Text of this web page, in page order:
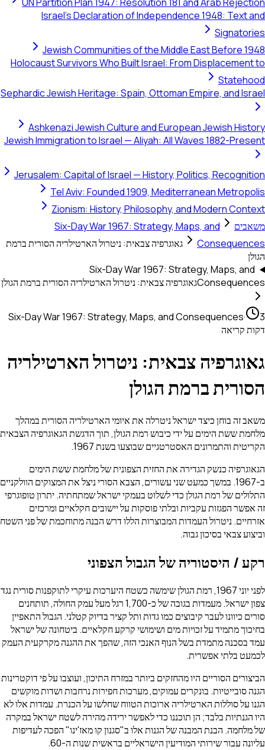
Israel's Declaration of Independence 1948: Text and
Signatories
Jewish Communities of the Middle East Before 1948
Holocaust Survivors Who Built Israel: From Displacement to
Statehood
Sephardic Jewish Heritage: Spain, Ottoman Empire, and Israel
Ashkenazi Jewish Culture and European Jewish History
Jewish Immigration to Israel — Aliyah: All Waves 1882-Present
Jerusalem: Capital of Israel — History, Politics, Recognition
Tel Aviv: Founded 1909, Mediterranean Metropolis
Zionism: History, Philosophy, and Modern Context
משאבים
Six-Day War 1967: Strategy, Maps, and
Consequences
גאוגרפיה צבאית: ניטרול הארטילריה הסורית ברמת
הגולן
Six-Day War 1967: Strategy, Maps, and
Consequencesגאוגרפיה צבאית: ניטרול הארטילריה הסורית ברמת הגולן
Six-Day War 1967: Strategy, Maps, and Consequences·
3
דקות קריאה
גאוגרפיה צבאית: ניטרול הארטילריה
הסורית ברמת הגולן
משאב זה בוחן כיצד ישראל ניטרלה את איומי הארטילריה הסורית במהלך
מלחמת ששת הימים על ידי כיבוש רמת הגולן, תוך הדגשת הגאוגרפיה הצבאית
הקריטית והתמרונים האסטרטגיים שבוצעו בשנת 1967.
הגאוגרפיה כנשק הגדירה את החזית הצפונית של מלחמת ששת הימים
ב-1967. במשך כמעט שני עשורים, הצבא הסורי ניצל את המצוקים הוולקניים
התלולים של רמת הגולן כדי לשלוט בעמקי ישראל שמתחתיה. יתרון טופוגרפי
זה אפשר הפגזות עקביות ובלתי פוסקות על יישובים חקלאיים ומרכזים
אזרחיים. ניטרול העמדות המבוצרות הללו דרש הבנה מתוחכמת של פני השטח
וביצוע צבאי בסיכון גבוה.
רקע / היסטוריה של הגבול הצפוני
לפני יוני 1967, רמת הגולן שימשה כשטח היערכות עיקרי לתוקפנות סורית נגד
צפון ישראל. מעמדות בגובה של כ-1,700 רגל מעל עמק החולה, תותחנים
סורים כיוונו לעבר קיבוצים כמו גדות ותל קציר בדיוק קטלני. הגבול התאפיין
בחיכוך מתמיד על זכויות מים ושימושי קרקע חקלאיים. ביטחונה של ישראל
עמד בסכנה מתמדת בשל הנוף האנכי הזה, שהפך את ההגנה מקרקעית העמק
לכמעט בלתי אפשרית.
הביצורים הסוריים היו מהחזקים ביותר במזרח התיכון, ועוצבו על פי דוקטרינות
הגנה סובייטיות. בונקרים עמוקים, מערכות חפירות נרחבות ושדות מוקשים
הגנו על סוללות הארטילריה ארוכות הטווח שחלשו על הכנרת. עמדות אלו לא
היו הגנתיות בלבד; הן תוכננו כדי לאפשר ירידה מהירה לשטח ישראל במקרה
של מלחמה. הבנת המבנה של הגנות אלו ב"סגנון קו מאז'ינו" הפכה לעדיפות
עליונה עבור שירותי המודיעין הישראליים בראשית שנות ה-60.